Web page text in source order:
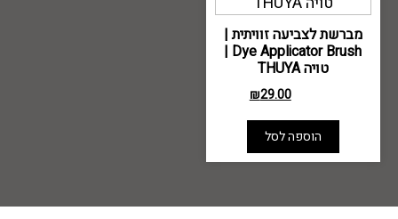
מברשת לצביעה זוויתית |
Dye Applicator Brush |
טויה THUYA
₪29.00
הוספה לסל